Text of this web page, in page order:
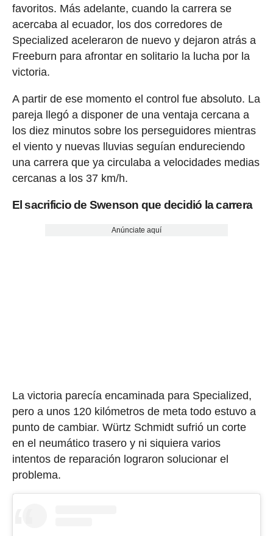
favoritos. Más adelante, cuando la carrera se
acercaba al ecuador, los dos corredores de
Specialized aceleraron de nuevo y dejaron atrás a
Freeburn para afrontar en solitario la lucha por la
victoria.
A partir de ese momento el control fue absoluto. La
pareja llegó a disponer de una ventaja cercana a
los diez minutos sobre los perseguidores mientras
el viento y nuevas lluvias seguían endureciendo
una carrera que ya circulaba a velocidades medias
cercanas a los 37 km/h.
El sacrificio de Swenson que decidió la carrera
Anúnciate aquí
La victoria parecía encaminada para Specialized,
pero a unos 120 kilómetros de meta todo estuvo a
punto de cambiar. Würtz Schmidt sufrió un corte
en el neumático trasero y ni siquiera varios
intentos de reparación lograron solucionar el
problema.